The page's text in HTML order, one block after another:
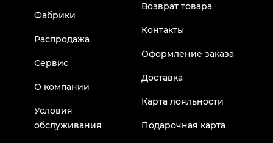
Фабрики
Распродажа
Сервис
О компании
Условия
обслуживания
Возврат товара
Контакты
Оформление заказа
Доставка
Карта лояльности
Подарочная карта